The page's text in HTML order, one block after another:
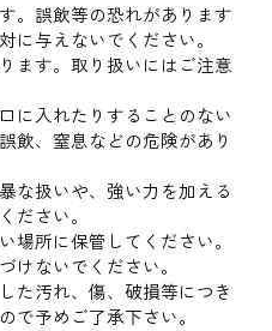
。誤飲等の恐れがあります
に与えないでください。
ます。取り扱いにはご注意
に入れたりすることのない
飲、窒息などの危険があり
な扱いや、強い力を加える
ださい。
所に保管してください。
ないでください。
た汚れ、傷、破損等につき
で予めご了承下さい。